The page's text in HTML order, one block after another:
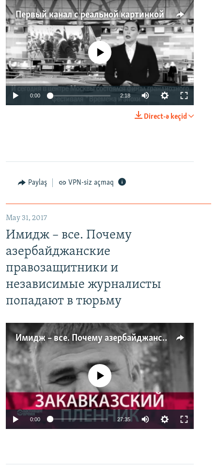
Первый канал с реальной картинкой
No media source currently available
0:00 2:18
Direct-ə keçid
Paylaş VPN-siz açmaq
May 31, 2017
Имидж – все. Почему
азербайджанские
правозащитники и
независимые журналисты
попадают в тюрьму
Имидж – все. Почему азербайджанские правозащитники и независимые журналисты попадают в тюрьму
No media source currently available
0:00 27:35